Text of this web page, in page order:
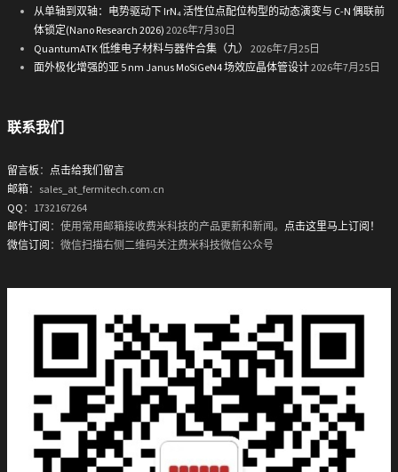
从单轴到双轴：电势驱动下 IrN₄ 活性位点配位构型的动态演变与 C-N 偶联前
体锁定(Nano Research 2026) 2026年7月30日
QuantumATK 低维电子材料与器件合集（九）
2026年7月25日
面外极化增强的亚 5 nm Janus MoSiGeN4 场效应晶体管设计2026年7月25日
联系我们
留言板 ： 点击给我们留言
邮箱：sales_at_fermitech.com.cn
QQ ：1732167264
邮件订阅 ：使用常用邮箱接收费米科技的产品更新和新闻。 点击这里马上订阅！
微信订阅 ：微信扫描右侧二维码关注费米科技微信公众号